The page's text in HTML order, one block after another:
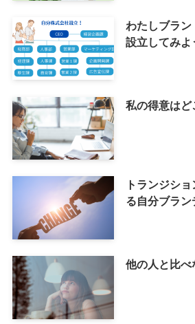
わたしブラン
設立してみよ
私の得意はど
トランジシ
る自分ブラン
他の人と比べ